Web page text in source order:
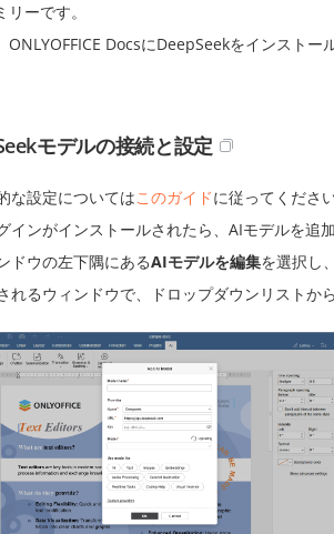
ーです。
ONLYOFFICE DocsにDeepSeekをインストー
モデルの接続と設定
な設定についてはこのガイドに従ってください
インがインストールされたら、AIモデルを追加
ドウの左下隅にあるAIモデルを編集を選択し、
れるウィンドウで、ドロップダウンリストから